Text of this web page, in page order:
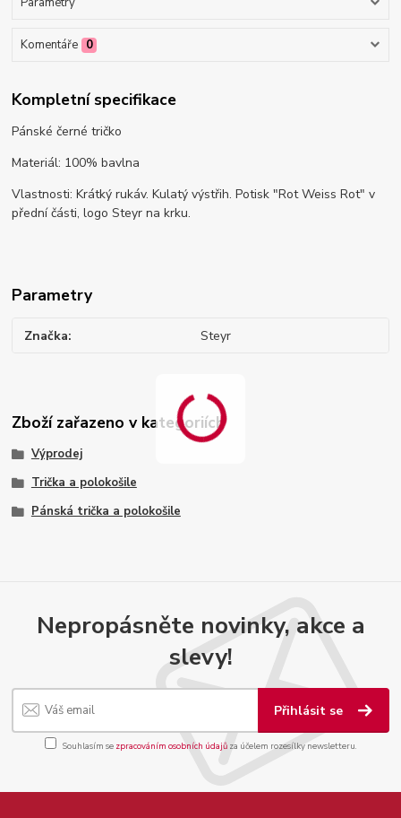
Komentáře 0
Kompletní specifikace
Pánské černé tričko
Materiál: 100% bavlna
Vlastnosti: Krátký rukáv. Kulatý výstřih. Potisk "Rot Weiss Rot" v
přední části, logo Steyr na krku.
Parametry
Značka Steyr
Zboží zařazeno v kategoriích
Výprodej
Trička a polokošile
Pánská trička a polokošile
Nepropásněte novinky, akce a
slevy!
Přihlásit se
Souhlasím se zpracováním osobních údajůza účelem rozesílky newsletteru.